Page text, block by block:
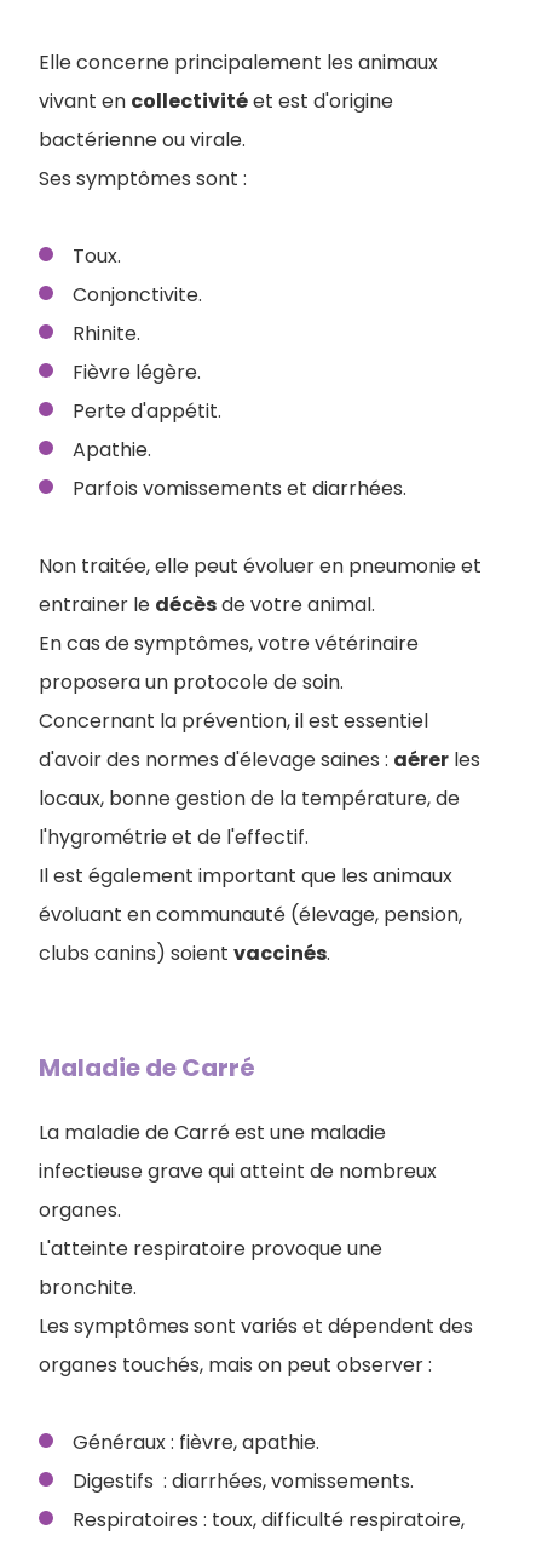
Elle concerne principalement les animaux
vivant en collectivitéet est d'origine
bactérienne ou virale.
Ses symptômes sont :
Toux.
Conjonctivite.
Rhinite.
Fièvre légère.
Perte d'appétit.
Apathie.
Parfois vomissements et diarrhées.
Non traitée, elle peut évoluer en pneumonie et
entrainer le décèsde votre animal.
En cas de symptômes, votre vétérinaire
proposera un protocole de soin.
Concernant la prévention, il est essentiel
d'avoir des normes d'élevage saines : aérer les
locaux, bonne gestion de la température, de
l'hygrométrie et de l'effectif.
Il est également important que les animaux
évoluant en communauté (élevage, pension,
clubs canins) soient vaccinés.
Maladie de Carré
La maladie de Carré est une maladie
infectieuse grave qui atteint de nombreux
organes.
L'atteinte respiratoire provoque une
bronchite.
Les symptômes sont variés et dépendent des
organes touchés, mais on peut observer :
Généraux : fièvre, apathie.
Digestifs : diarrhées, vomissements.
Respiratoires : toux, difficulté respiratoire,